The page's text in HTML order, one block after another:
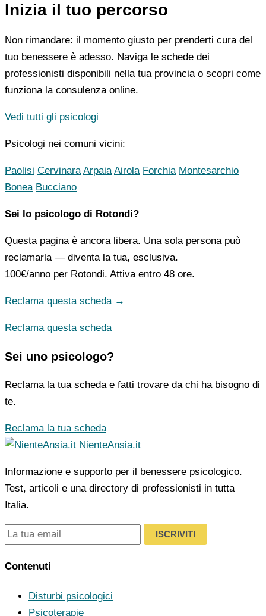
Inizia il tuo percorso
Non rimandare: il momento giusto per prenderti cura del
tuo benessere è adesso. Naviga le schede dei
professionisti disponibili nella tua provincia o scopri come
funziona la consulenza online.
Vedi tutti gli psicologi
Psicologi nei comuni vicini:
Paolisi Cervinara Arpaia Airola Forchia Montesarchio
Bonea Bucciano
Sei lo psicologo di Rotondi?
Questa pagina è ancora libera. Una sola persona può
reclamarla — diventa la tua, esclusiva.
100€/anno per Rotondi. Attiva entro 48 ore.
Reclama questa scheda →
Reclama questa scheda
Sei uno psicologo?
Reclama la tua scheda e fatti trovare da chi ha bisogno di
te.
Reclama la tua scheda
NienteAnsia.it
Informazione e supporto per il benessere psicologico.
Test, articoli e una directory di professionisti in tutta
Italia.
ISCRIVITI
Contenuti
Disturbi psicologici
Psicoterapie